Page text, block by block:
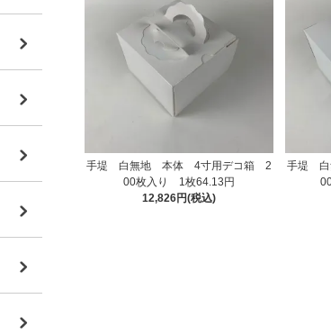
手堤 白無地 本体 4寸用デコ箱 2
00枚入り 1枚64.13円
12,826円(税込)
手堤